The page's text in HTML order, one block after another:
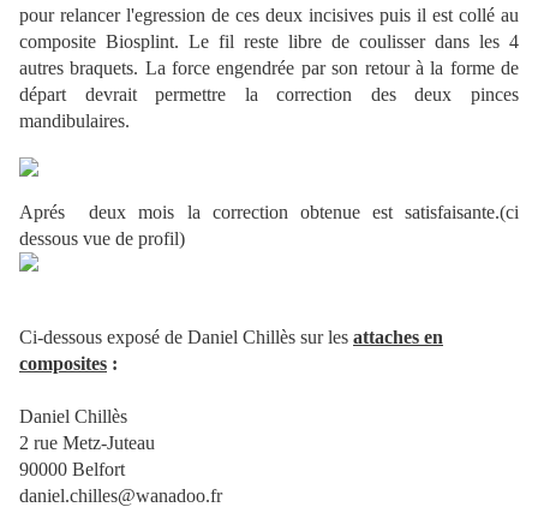
pour relancer l'egression de ces deux incisives puis il est collé au
composite Biosplint. Le fil reste libre de coulisser dans les 4
autres braquets. La force engendrée par son retour à la forme de
départ devrait permettre la correction des deux pinces
mandibulaires.
Aprés deux mois la correction obtenue est satisfaisante.(ci
dessous vue de profil)
Ci-dessous exposé de Daniel Chillès sur les attaches en
composites :
Daniel Chillès
2 rue Metz-Juteau
90000 Belfort
daniel.chilles@wanadoo.fr